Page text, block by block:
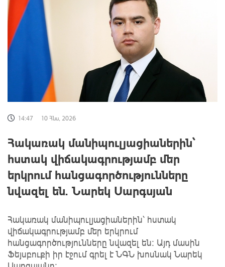
14:47 10 Հնս, 2026
Հակառակ մանիպուլյացիաներին՝
հստակ վիճակագրությամբ մեր
երկրում հանցագործությունները
նվազել են. Նարեկ Սարգսյան
Հակառակ մանիպուլյացիաներին՝ հստակ
վիճակագրությամբ մեր երկրում
հանցագործությունները նվազել են: Այդ մասին
Ֆեյսբուքի իր էջում գրել է ՆԳՆ խոսնակ Նարեկ